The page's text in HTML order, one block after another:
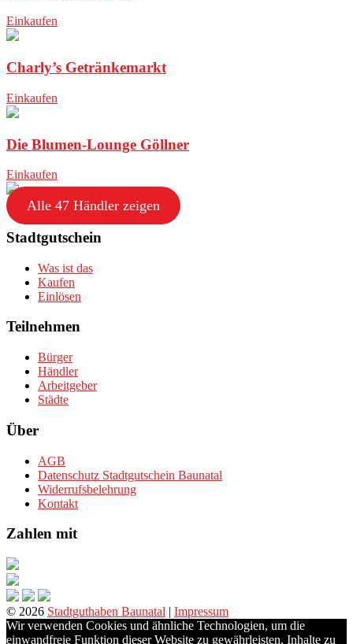
Einkaufen
Charly’s Getränkemarkt
Einkaufen
Die Blumen-Lounge Göllner
Einkaufen
Alle 47 Händler zeigen
Stadtgutschein
Was ist das
Kaufen
Einlösen
Teilnehmen
Bürger
Händler
Arbeitgeber
Städte
Über
AGB
Datenschutz Stadtgutschein Baunatal
Widerrufsbelehrung
Kontakt
Zahlen mit
© 2026 Stadtguthaben Baunatal | Impressum
Wir verwenden Cookies und ähnliche Technologien, um die
einwandfreie Funktion dieser Website zu gewährleisten, Inhalte zu